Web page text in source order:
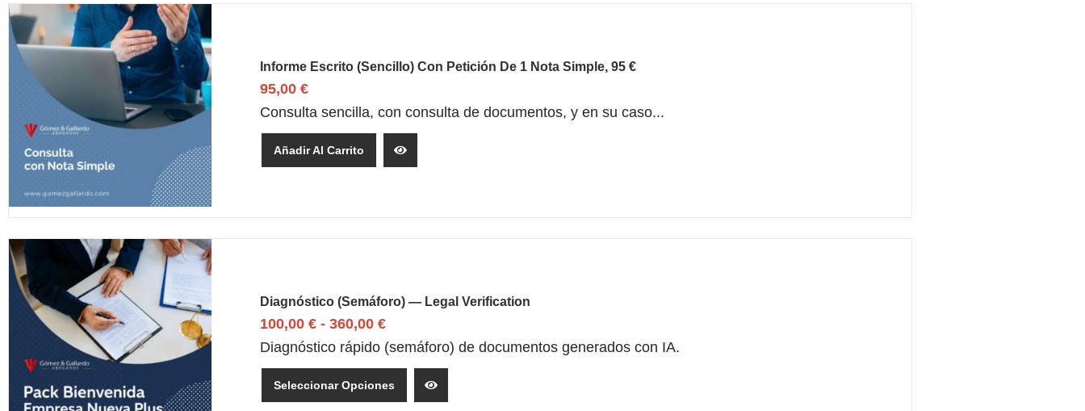
Informe Escrito (sencillo) Con Petición De 1 Nota Simple, 95 €
95,00€
Consulta sencilla, con consulta de documentos, y en su caso...
Añadir Al Carrito
Diagnóstico (semáforo) — Legal Verification
100,00€ - 360,00€
Diagnóstico rápido (semáforo) de documentos generados con IA.
Seleccionar Opciones